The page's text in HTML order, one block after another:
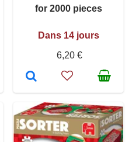
for 2000 pieces
Dans 14 jours
6,20 €